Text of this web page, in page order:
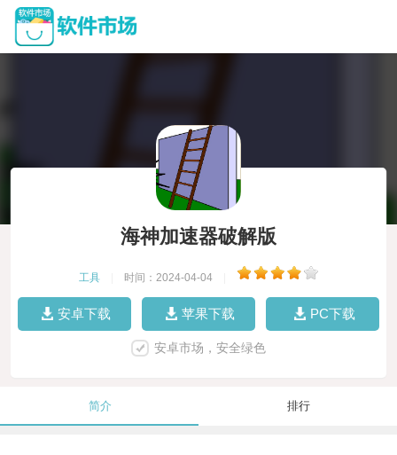
海神加速器破解版
工具 时间：2024-04-04
安卓下载 苹果下载 PC下载
安卓市场，安全绿色
简介 排行